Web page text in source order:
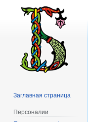
Заглавная страница
Персоналии